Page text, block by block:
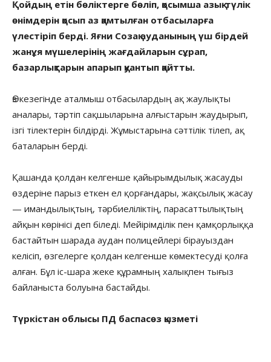
Қойдың етін бөліктерге бөліп, қосымша азық-түлік
өнімдерін қосып аз қамтылған отбасыларға
үлестіріп берді. Яғни Созақ ауданының үш бірдей
жанұя мүшелерінің жағдайларын сұрап,
базарлықтарын апарып қуантып қайтты.
Өз кезегінде аталмыш отбасылардың ақ жаулықты
аналары, тәртіп сақшыларына алғыстарын жаудырып,
ізгі тілектерін білдірді. Жұмыстарына сәттілік тілеп, ақ
баталарын берді.
Қашанда қолдан келгенше қайырымдылық жасауды
өздеріне парыз еткен ел қорғандары, жақсылық жасау
— имандылықтың, тәрбиеліліктің, парасаттылықтың
айқын көрінісі деп біледі. Мейірімділік пен қамқорлыққа
бастайтын шарада аудан полицейлері бірауыздан
келісіп, өзгелерге қолдан келгенше көмектесуді қолға
алған. Бұл іс-шара жеке құрамның халықпен тығыз
байланыста болуына бастайды.
Түркістан облысы ПД баспасөз қызметі